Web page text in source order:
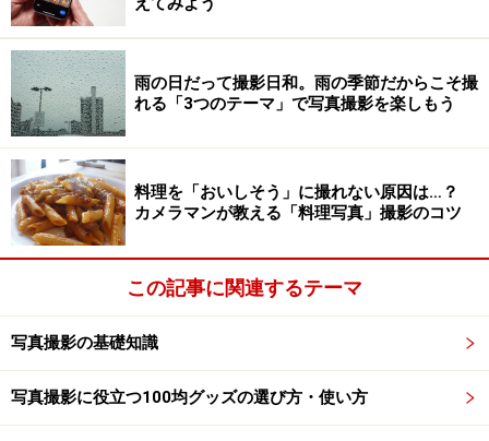
雨の日だって撮影日和。雨の季節だからこそ撮
れる「3つのテーマ」で写真撮影を楽しもう
料理を「おいしそう」に撮れない原因は…？
カメラマンが教える「料理写真」撮影のコツ
この記事に関連するテーマ
写真撮影の基礎知識
写真撮影に役立つ100均グッズの選び方・使い方